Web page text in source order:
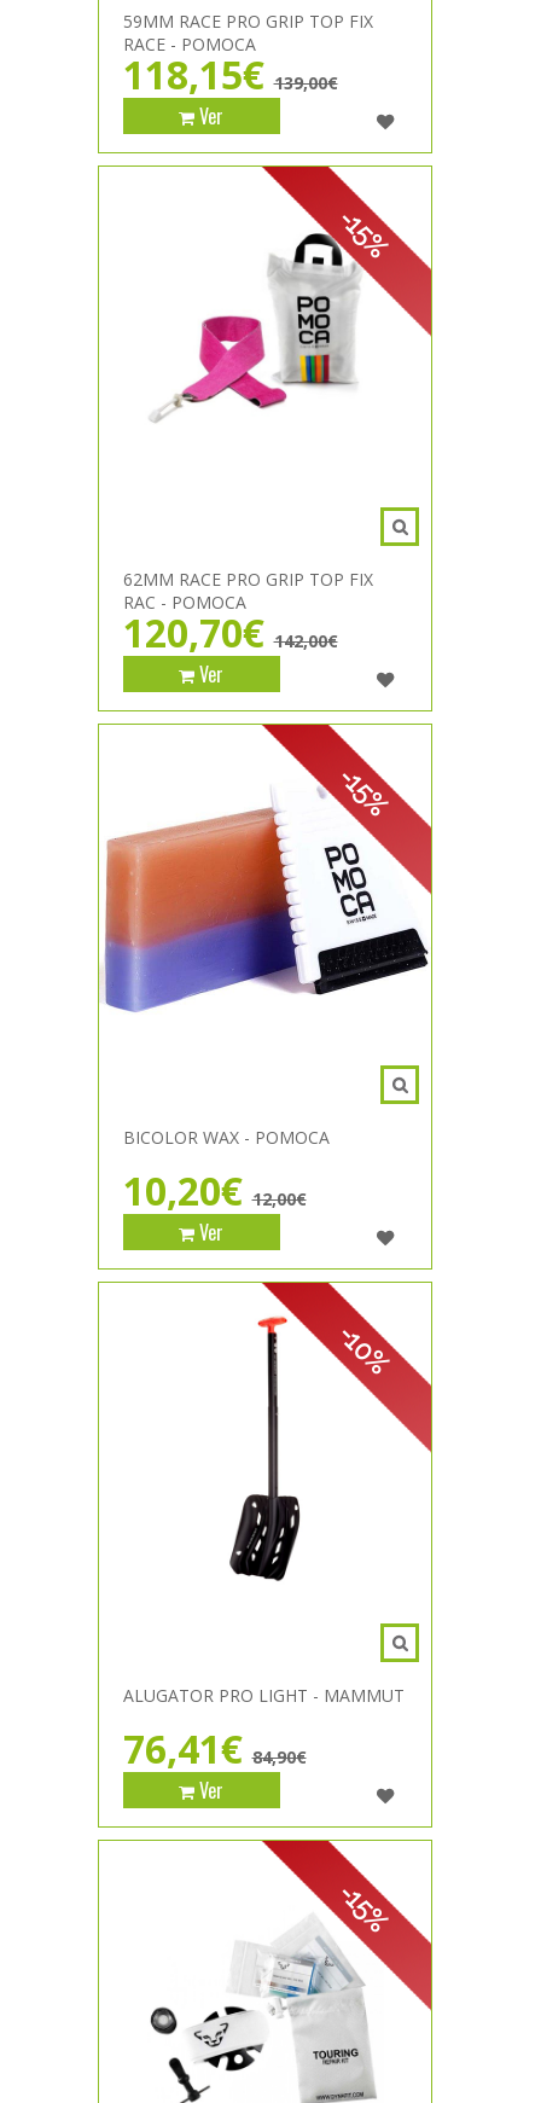
59MM RACE PRO GRIP TOP FIX
RACE - POMOCA
118,15€ 139,00€
Ver
-15%
62MM RACE PRO GRIP TOP FIX
RAC - POMOCA
120,70€ 142,00€
Ver
-15%
BICOLOR WAX - POMOCA
10,20€ 12,00€
Ver
-10%
ALUGATOR PRO LIGHT - MAMMUT
76,41€ 84,90€
Ver
-15%